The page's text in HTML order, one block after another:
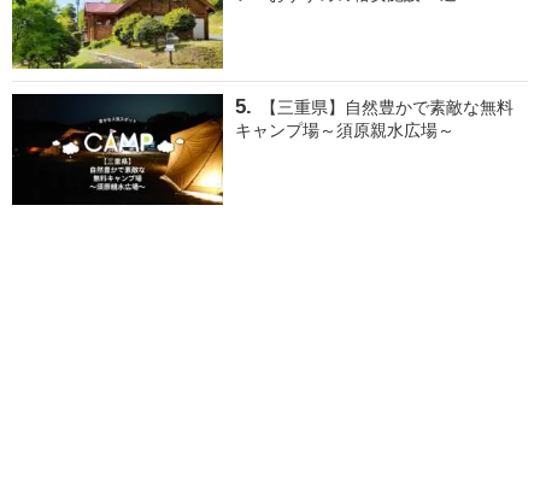
【三重県】自然豊かで素敵な無料
キャンプ場～須原親水広場～